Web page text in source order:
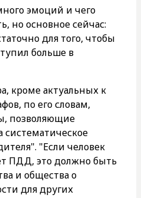
эмоций и чего
но основное сейчас:
для того, чтобы
больше в
кроме актуальных к
по его словам,
позволяющие
систематическое
"Если человек
ПДД, это должно быть
и общества о
для других